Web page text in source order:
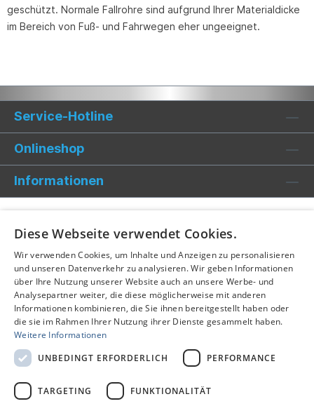
geschützt. Normale Fallrohre sind aufgrund Ihrer Materialdicke
im Bereich von Fuß- und Fahrwegen eher ungeeignet.
Service-Hotline
Onlineshop
Informationen
Alle Preise inkl. gesetzl. Mehrwertsteuer zzgl.
Diese Webseite verwendet Cookies.
Wir verwenden Cookies, um Inhalte und Anzeigen zu personalisieren
und unseren Datenverkehr zu analysieren. Wir geben Informationen
über Ihre Nutzung unserer Website auch an unsere Werbe- und
Analysepartner weiter, die diese möglicherweise mit anderen
Informationen kombinieren, die Sie ihnen bereitgestellt haben oder
die sie im Rahmen Ihrer Nutzung ihrer Dienste gesammelt haben.
Weitere Informationen
UNBEDINGT ERFORDERLICH
PERFORMANCE
TARGETING FUNKTIONALITÄT